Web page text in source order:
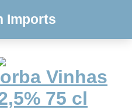
Imports
Vinhas
75 cl